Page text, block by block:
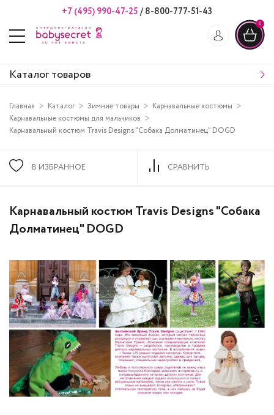
+7 (495) 990-47-25 /8-800-777-51-43
0
Каталог товаров
Главная Каталог Зимние товары
Карнавальные костюмы
Карнавальные костюмы для мальчиков
Карнавальный костюм Travis Designs "Собака Долматинец" DOGD
В ИЗБРАННОЕ СРАВНИТЬ
Карнавальный костюм Travis Designs "Собака
Долматинец" DOGD